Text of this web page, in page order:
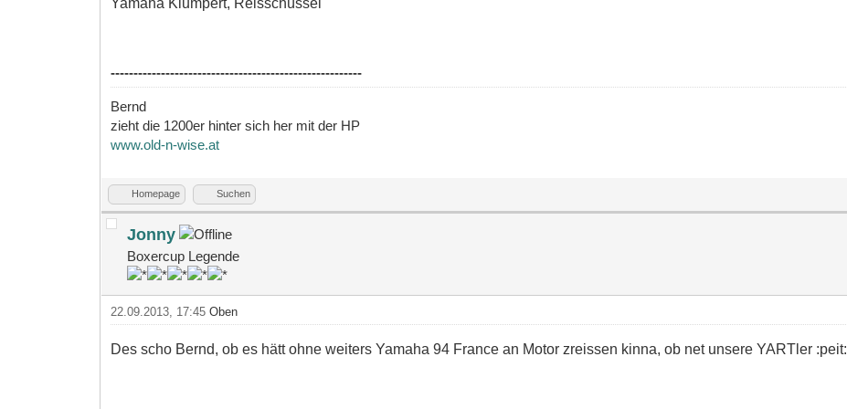
-------------------------------------------------------
Bernd
zieht die 1200er hinter sich her mit der HP
www.old-n-wise.at
Homepage Suchen
Jonny
Boxercup Legende
22.09.2013, 17:45Oben
Des scho Bernd, ob es hätt ohne weiters Yamaha 94 France an Motor zreissen kinna, ob net unsere YARTler :peit: